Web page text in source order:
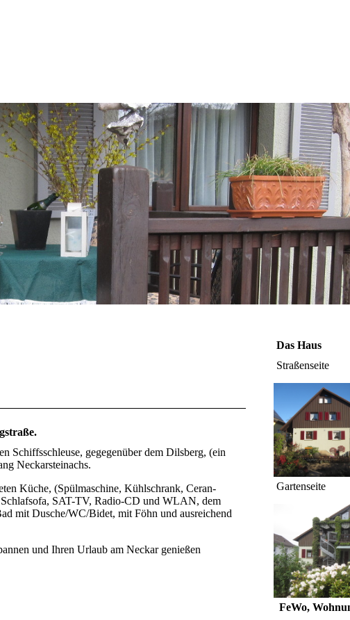
Schiffsschleuse, gegegenüber dem Dilsberg, (ein
Neckarsteinachs.
Küche, (Spülmaschine, Kühlschrank, Ceran-
SAT-TV, Radio-CD und WLAN, dem
mit Dusche/WC/Bidet, mit Föhn und ausreichend
und Ihren Urlaub am Neckar genießen
Das Haus
Straßenseite
Gartenseite
FeWo,